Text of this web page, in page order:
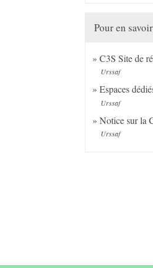
Pour en
C3S Site de
Urssaf
Espaces
Urssaf
Notice sur la
Urssaf